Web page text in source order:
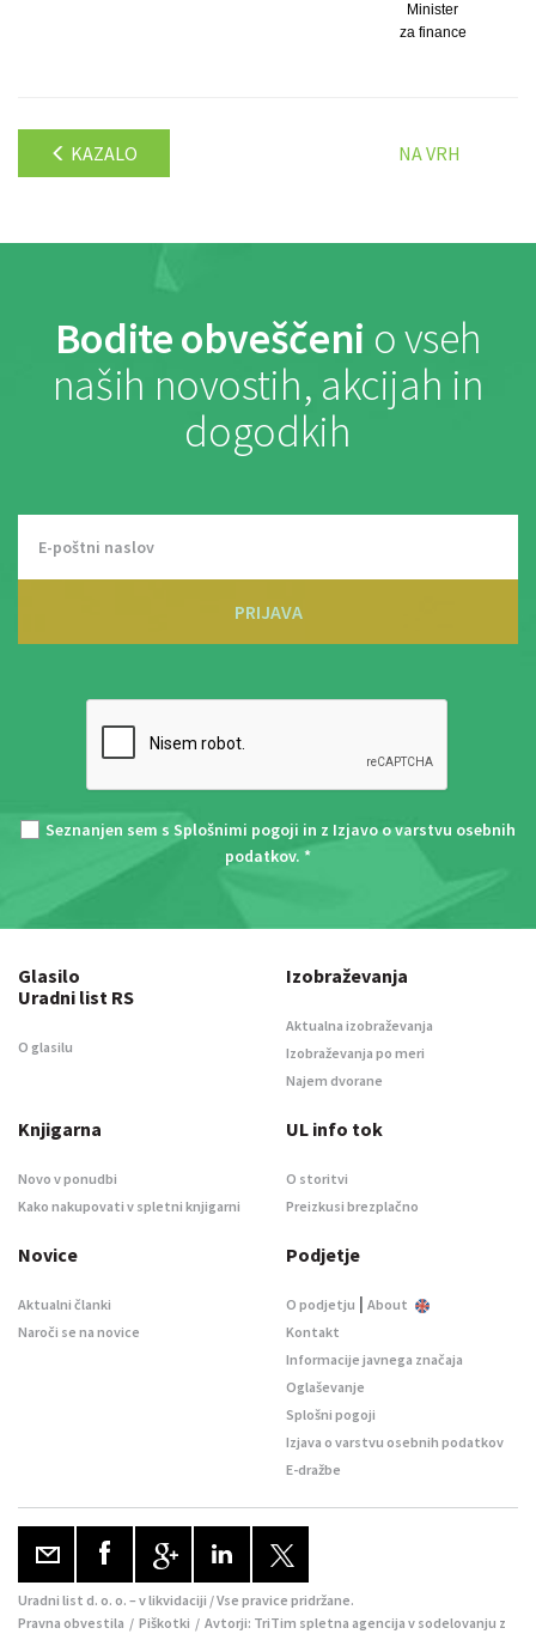
Minister
za finance
KAZALO NA VRH
Bodite obveščeni o vseh
naših novostih, akcijah in
dogodkih
PRIJAVA
Seznanjen sem s Splošnimi pogoji in z Izjavo o varstvu osebnih
podatkov. *
Glasilo
Uradni list RS
O glasilu
Izobraževanja
Aktualna izobraževanja
Izobraževanja po meri
Najem dvorane
Knjigarna
Novo v ponudbi
Kako nakupovati v spletni knjigarni
UL info tok
O storitvi
Preizkusi brezplačno
Novice
Aktualni članki
Naroči se na novice
Podjetje
O podjetju | About
Kontakt
Informacije javnega značaja
Oglaševanje
Splošni pogoji
Izjava o varstvu osebnih podatkov
E-dražbe
Uradni list d. o. o. – v likvidaciji / Vse pravice pridržane.
Pravna obvestila / Piškotki / Avtorji: TriTim spletna agencija v sodelovanju z